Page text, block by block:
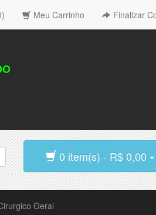
Meu Carrinho Finalizar
0 item(s) - R$ 0,00
Geral